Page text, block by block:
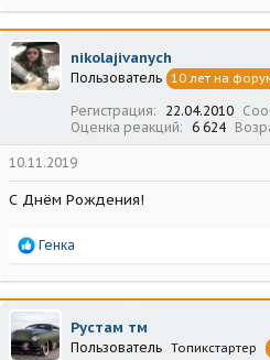
а
к
ц
и
и
nikolajivanych
Пользователь 10 лет на
Регистрация 22.04.2010
Оценка реакций
6 624
10.11.2019
С Днём Рождения!
Р
а
к
ц
и
и
Генка
Рустам тм
Пользователь Топикстартер